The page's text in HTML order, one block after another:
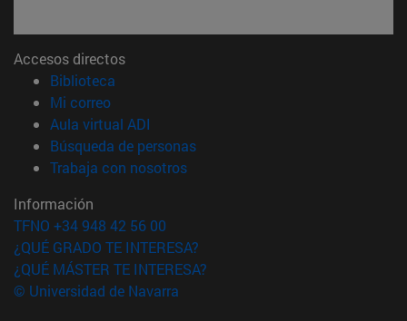
Accesos directos
Biblioteca
Mi correo(abre en nueva ventana)
Aula virtual ADI
Búsqueda de personas(abre en nueva ventana)
Trabaja con nosotros(abre en nueva ventana)
Información
TFNO +34 948 42 56 00
¿QUÉ GRADO TE INTERESA?
¿QUÉ MÁSTER TE INTERESA?
© Universidad de Navarra